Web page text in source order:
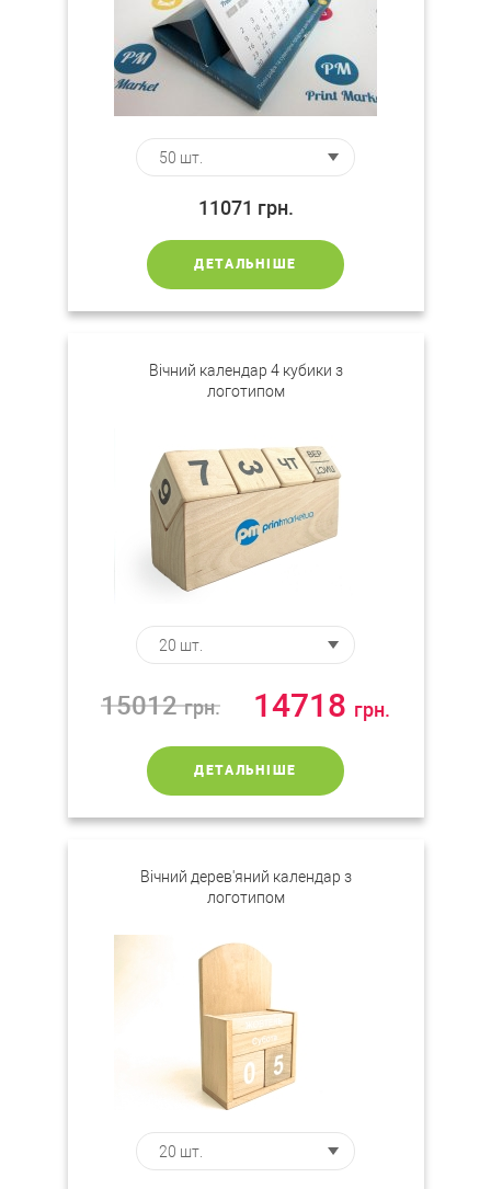
11071 грн.
ДЕТАЛЬНІШЕ
Вічний календар 4 кубики з
логотипом
15012грн. 14718 грн.
ДЕТАЛЬНІШЕ
Вічний дерев'яний календар з
логотипом